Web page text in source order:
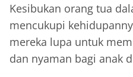
Kesibukan orang tua
mencukupi
mereka lupa untuk
dan nyaman bagi anak